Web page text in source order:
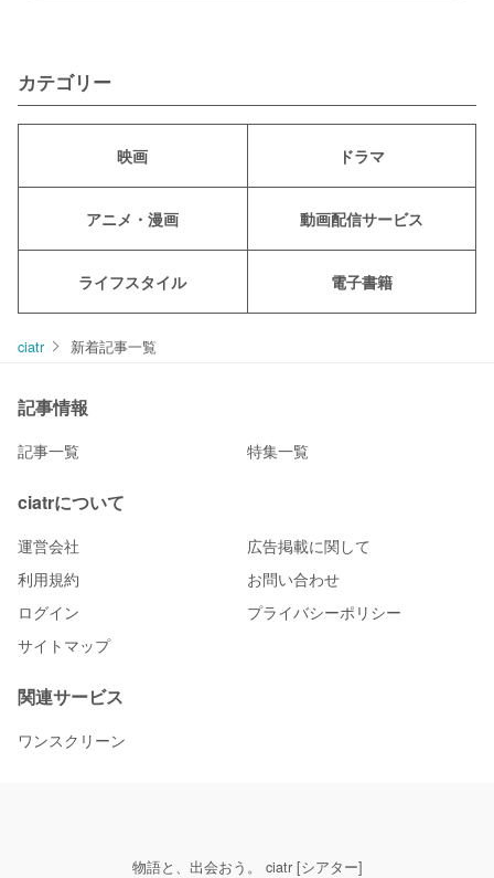
カテゴリー
映画 ドラマ
アニメ・漫画 動画配信サービス
ライフスタイル 電子書籍
ciatr 新着記事一覧
記事情報
記事一覧 特集一覧
ciatrについて
運営会社
広告掲載に関して
利用規約
お問い合わせ
ログイン
プライバシーポリシー
サイトマップ
関連サービス
ワンスクリーン
物語と、出会おう。 ciatr [シアター]